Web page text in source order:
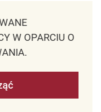
W OPARCIU O